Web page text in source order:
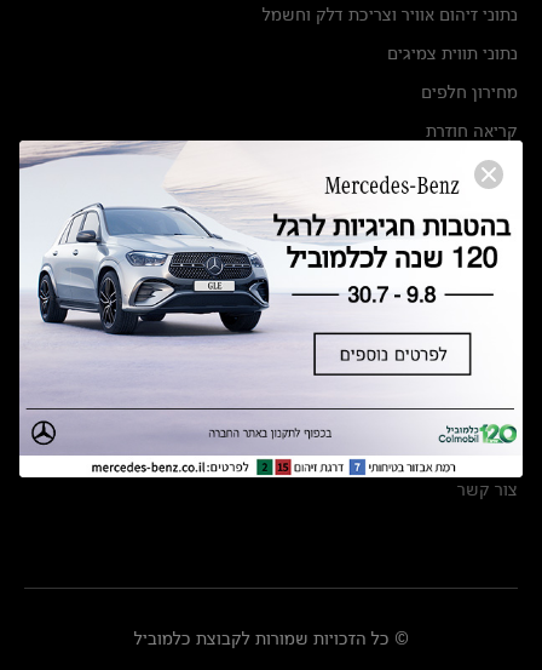
נתוני זיהום אוויר וצריכת דלק וחשמל
נתוני תווית צמיגים
מחירון חלפים
קריאה חוזרת
הודעה על הטבות לרכבי מרצדס בהסדר פשרה בתצ 56447-02-19
תקנון ימי מכירות 120 לכלמוביל
מצאו אותנו
אולמות תצוגה
מרכזי שירות
צור קשר
© כל הזכויות שמורות לקבוצת כלמוביל